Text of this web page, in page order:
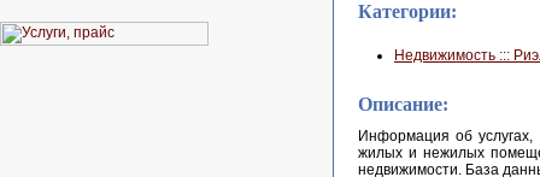
Категории:
Недвижимость :::
Описание:
Информация об
жилых и нежилых
недвижимости. База